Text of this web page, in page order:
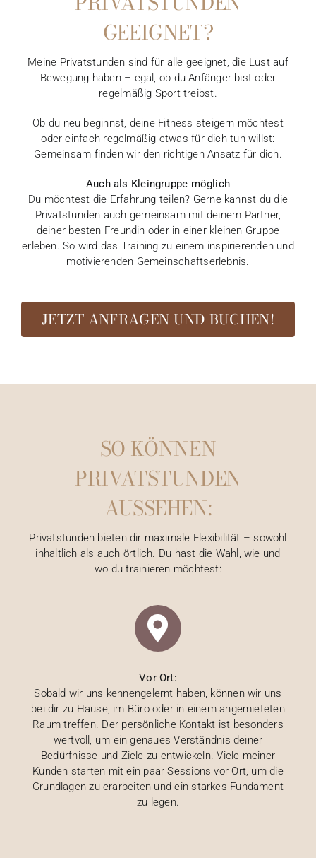
GEEIGNET?
Meine Privatstunden sind für alle geeignet, die Lust auf
Bewegung haben – egal, ob du Anfänger bist oder
regelmäßig Sport treibst.
Ob du neu beginnst, deine Fitness steigern möchtest
oder einfach regelmäßig etwas für dich tun willst:
Gemeinsam finden wir den richtigen Ansatz für dich.
Auch als Kleingruppe möglich
Du möchtest die Erfahrung teilen? Gerne kannst du die
Privatstunden auch gemeinsam mit deinem Partner,
deiner besten Freundin oder in einer kleinen Gruppe
erleben. So wird das Training zu einem inspirierenden und
motivierenden Gemeinschaftserlebnis.
JETZT ANFRAGEN UND BUCHEN!
SO KÖNNEN
PRIVATSTUNDEN
AUSSEHEN:
Privatstunden bieten dir maximale Flexibilität – sowohl
inhaltlich als auch örtlich. Du hast die Wahl, wie und
wo du trainieren möchtest:
Vor Ort:
Sobald wir uns kennengelernt haben, können wir uns
bei dir zu Hause, im Büro oder in einem angemieteten
Raum treffen. Der persönliche Kontakt ist besonders
wertvoll, um ein genaues Verständnis deiner
Bedürfnisse und Ziele zu entwickeln. Viele meiner
Kunden starten mit ein paar Sessions vor Ort, um die
Grundlagen zu erarbeiten und ein starkes Fundament
zu legen.